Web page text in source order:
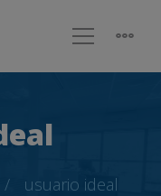
usuario ideal